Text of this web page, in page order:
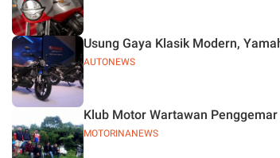
AUTONEWS
Usung Gaya Klasik Modern,
MOTORINANEWS
Klub Motor Wartawan